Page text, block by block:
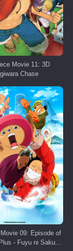
Movie 11: 3D
Chase
09: Episode of
- Fuyu ni Saku,